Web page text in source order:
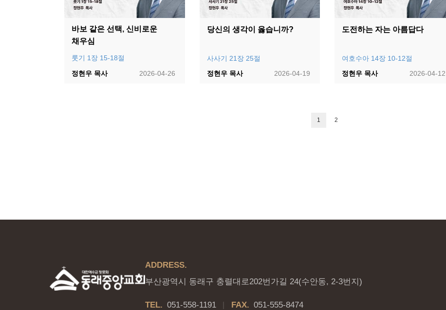
바보 같은 선택, 신비로운
채우심
룻기 1장 15-18절
2026-04-26
정현우 목사
당신의 생각이 옳습니까?
사사기 21장 25절
2026-04-19
정현우 목사
도전하는 자는 아름답다
여호수아 14장 10-12절
2026-04-12
정현우 목사
1 2
ADDRESS.
부산광역시 동래구 충렬대로202번가길 24(수안동, 2-3번지)
TEL. 051-558-1191 | FAX. 051-555-8474